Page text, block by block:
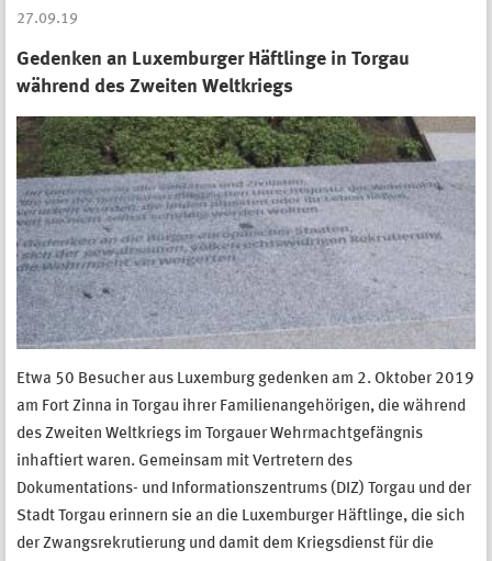
27.09.19
Gedenken an Luxemburger Häftlinge in Torgau
während des Zweiten Weltkriegs
Etwa 50 Besucher aus Luxemburg gedenken am 2. Oktober 2019
am Fort Zinna in Torgau ihrer Familienangehörigen, die während
des Zweiten Weltkriegs im Torgauer Wehrmachtgefängnis
inhaftiert waren. Gemeinsam mit Vertretern des
Dokumentations- und Informationszentrums (DIZ) Torgau und der
Stadt Torgau erinnern sie an die Luxemburger Häftlinge, die sich
der Zwangsrekrutierung und damit dem Kriegsdienst für die